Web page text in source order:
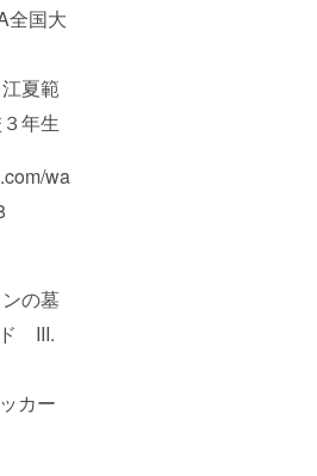
全国大
夏範
年生
wa
の墓
III.
カー